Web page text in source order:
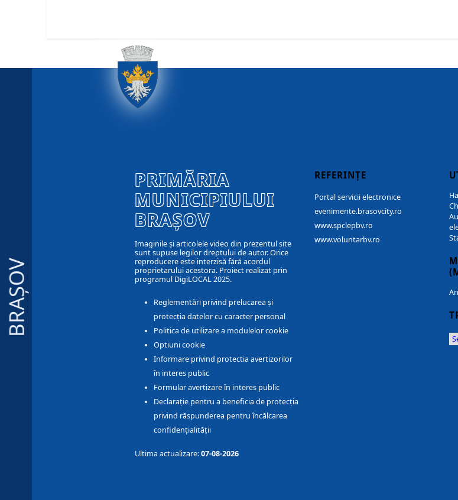
BRAȘOV
PRIMĂRIA
MUNICIPIULUI
BRAȘOV
Imaginile și articolele video din prezentul site
sunt supuse legilor dreptului de autor. Orice
reproducere este interzisă fără acordul
proprietarului acestora. Proiect realizat prin
programul DigiLOCAL 2025.
Reglementări privind prelucarea și
protecția datelor cu caracter personal
Politica de utilizare a modulelor cookie
Optiuni cookie
Informare privind protectia avertizorilor
în interes public
Formular avertizare în interes public
Declarație pentru a beneficia de protecția
privind răspunderea pentru încălcarea
confidențialității
Ultima actualizare:07-08-2026
REFERINȚE
Portal servicii electronice
evenimente.brasovcity.ro
www.spclepbv.ro
www.voluntarbv.ro